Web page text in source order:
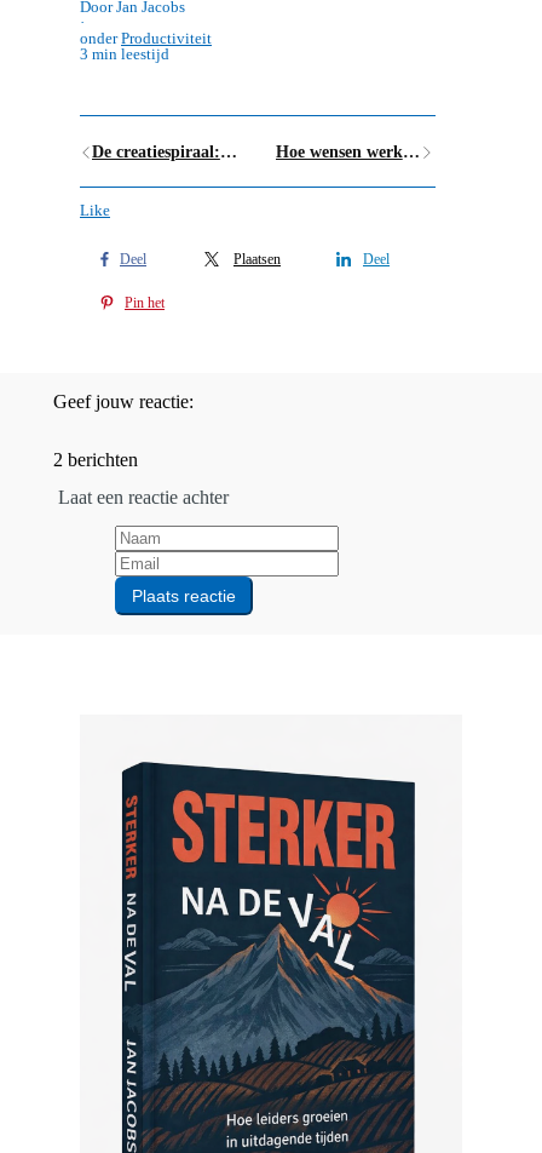
Door Jan Jacobs
·
onderProductiviteit
3 min leestijd
De creatiespiraal: van wens naar realiteit Hoe wensen werkelijkheid worden
Like
Deel Plaatsen Deel
Pin het
Geef jouw reactie:
2 berichten
Laat een reactie achter